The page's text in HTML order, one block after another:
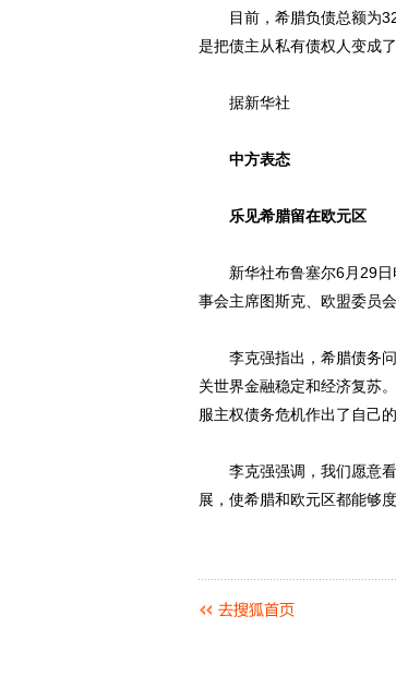
目前，希腊负债总额为
是把债主从私有债权人变成
据新华社
中方表态
乐见希腊留在欧元区
新华社布鲁塞尔6月29日
事会主席图斯克、欧盟委员
李克强指出，希腊债务问
关世界金融稳定和经济复苏
服主权债务危机作出了自己
李克强强调，我们愿意看
展，使希腊和欧元区都能够